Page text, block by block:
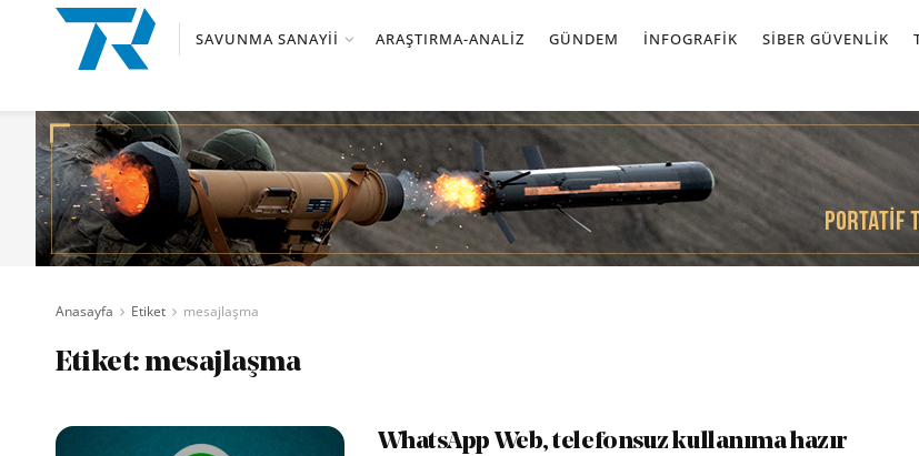
SAVUNMA SANAYII ARAŞTIRMA-ANALIZ GÜNDEM İNFOGRAFIK SIBER GÜVENLIK
Anasayfa Etiket mesajlaşma
Etiket:mesajlaşma
WhatsApp Web, telefonsuz kullanıma hazır